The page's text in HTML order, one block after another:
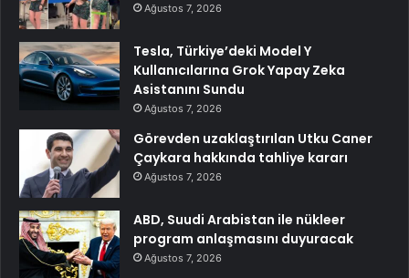
Ağustos 7, 2026
Tesla, Türkiye’deki Model Y
Kullanıcılarına Grok Yapay Zeka
Asistanını Sundu
Ağustos 7, 2026
Görevden uzaklaştırılan Utku Caner
Çaykara hakkında tahliye kararı
Ağustos 7, 2026
ABD, Suudi Arabistan ile nükleer
program anlaşmasını duyuracak
Ağustos 7, 2026